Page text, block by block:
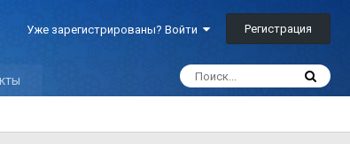
Уже зарегистрированы? Войти Регистрация